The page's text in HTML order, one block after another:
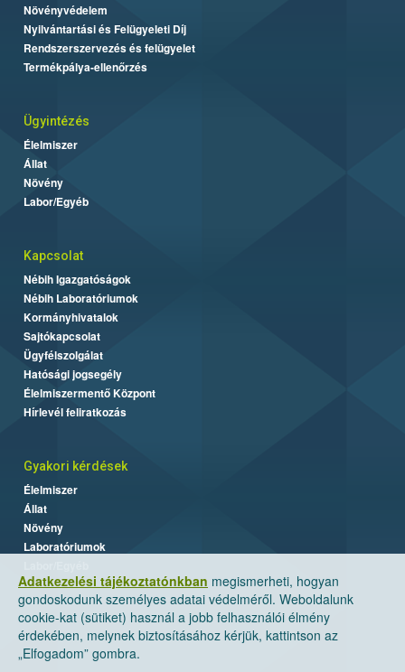
Adatkezelési tájékoztatónkban megismerheti, hogyan
gondoskodunk személyes adatai védelméről. Weboldalunk
cookie-kat (sütiket) használ a jobb felhasználói élmény
érdekében, melynek biztosításához kérjük, kattintson az
„Elfogadom” gombra.
Növényvédelem
Nyilvántartási és Felügyeleti Díj
Rendszerszervezés és felügyelet
Termékpálya-ellenőrzés
Ügyintézés
Élelmiszer
Állat
Növény
Labor/Egyéb
Kapcsolat
Nébih Igazgatóságok
Nébih Laboratóriumok
Kormányhivatalok
Sajtókapcsolat
Ügyfélszolgálat
Hatósági jogsegély
Élelmiszermentő Központ
Hírlevél feliratkozás
Gyakori kérdések
Élelmiszer
Állat
Növény
Laboratóriumok